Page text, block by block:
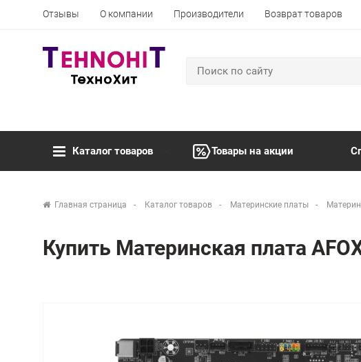
Отзывы О компании Производители Возврат товаров
Каталог товаров Товары на акции
Главная страница Каталог товаров Материнские платы
Купить Материнская плата